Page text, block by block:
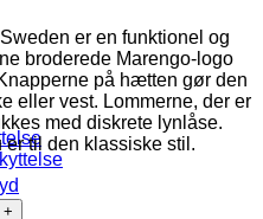
er en funktionel og
broderede Marengo-logo
på hætten gør den
eller vest. Lommerne, der er
med diskrete lynlåse.
er til den klassiske stil.